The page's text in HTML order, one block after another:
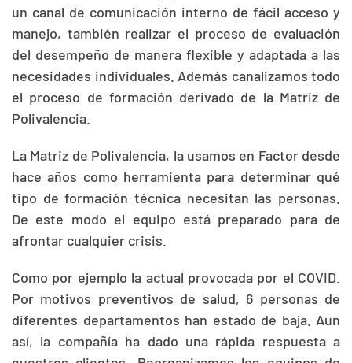
un canal de comunicación interno de fácil acceso y
manejo, también realizar el proceso de evaluación
del desempeño de manera flexible y adaptada a las
necesidades individuales. Además canalizamos todo
el proceso de formación derivado de la Matriz de
Polivalencia.
La Matriz de Polivalencia, la usamos en Factor desde
hace años como herramienta para determinar qué
tipo de formación técnica necesitan las personas.
De este modo el equipo está preparado para de
afrontar cualquier crisis.
Como por ejemplo la actual provocada por el COVID.
Por motivos preventivos de salud, 6 personas de
diferentes departamentos han estado de baja. Aun
así, la compañía ha dado una rápida respuesta a